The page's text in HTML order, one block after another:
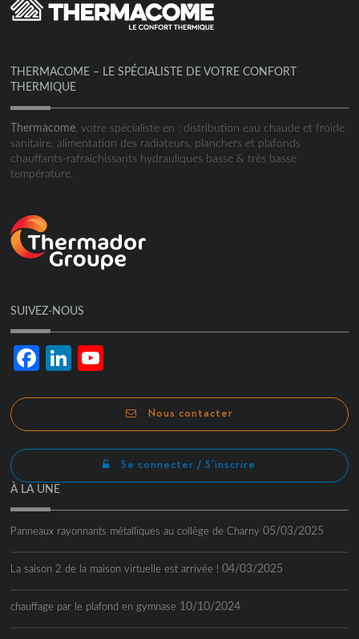
THERMACOME – LE SPÉCIALISTE DE VOTRE CONFORT
THERMIQUE
Thermacome, votre spécialiste en : distribution eau chaude et froide
sanitaire, alimentation des radiateurs, planchers et plafonds
chauffants-rafraîchissants hydrauliques basse & très basse
température.
SUIVEZ-NOUS
FacebookLinkedIn
Nous contacter
Se connecter / S'inscrire
À LA UNE
Panneaux rayonnants métalliques au collège de Charny 05/03/2025
La saison 2 de la maison virtuelle est arrivée ! 04/03/2025
chauffage par le plafond en gymnase 10/10/2024